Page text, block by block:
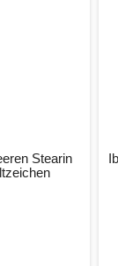
Stearin